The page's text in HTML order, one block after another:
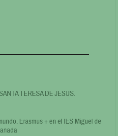
TERESA DE JESÚS.
Erasmus + en el IES Miguel de